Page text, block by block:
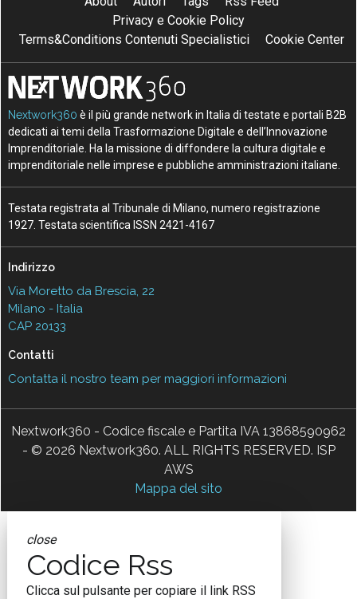
Privacy e Cookie Policy
Terms&Conditions Contenuti Specialistici
Cookie Center
Nextwork360 è il più grande network in Italia di testate e portali B2B
dedicati ai temi della Trasformazione Digitale e dell’Innovazione
Imprenditoriale. Ha la missione di diffondere la cultura digitale e
imprenditoriale nelle imprese e pubbliche amministrazioni italiane.
Testata registrata al Tribunale di Milano, numero registrazione
1927. Testata scientifica ISSN 2421-4167
Indirizzo
Via Moretto da Brescia, 22
Milano - Italia
CAP 20133
Contatti
Contatta il nostro team per maggiori informazioni
Nextwork360 - Codice fiscale e Partita IVA 13868590962
- © 2026 Nextwork360. ALL RIGHTS RESERVED. ISP
AWS
Mappa del sito
close
Codice Rss
Clicca sul pulsante per copiare il link RSS